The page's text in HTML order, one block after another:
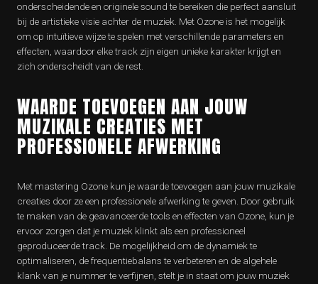
onderscheidende en originele sound te bereiken die perfect aansluit
bij de artistieke visie achter de muziek. Met Ozone is het mogelijk
om op intuïtieve wijze te spelen met verschillende parameters en
effecten, waardoor elke track zijn eigen unieke karakter krijgt en
zich onderscheidt van de rest.
WAARDE TOEVOEGEN AAN JOUW
MUZIKALE CREATIES MET
PROFESSIONELE AFWERKING
Met mastering Ozone kun je waarde toevoegen aan jouw muzikale
creaties door ze een professionele afwerking te geven. Door gebruik
te maken van de geavanceerde tools en effecten van Ozone, kun je
ervoor zorgen dat je muziek klinkt als een professioneel
geproduceerde track. De mogelijkheid om de dynamiek te
optimaliseren, de frequentiebalans te verbeteren en de algehele
klank van je nummer te verfijnen, stelt je in staat om jouw muziek